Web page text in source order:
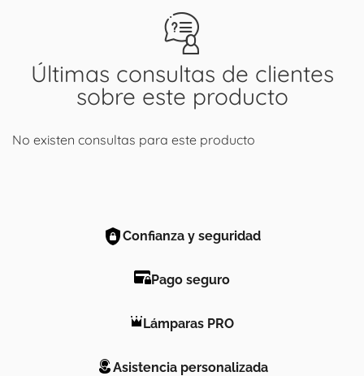
Últimas consultas de clientes
sobre este producto
No existen consultas para este producto
Confianza y seguridad
Pago seguro
Lámparas PRO
Asistencia personalizada